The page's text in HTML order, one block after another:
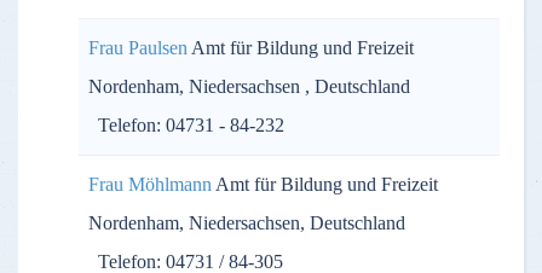
Frau Paulsen Amt für Bildung und Freizeit
Nordenham, Niedersachsen , Deutschland
Telefon: 04731 - 84-232
Frau Möhlmann Amt für Bildung und Freizeit
Nordenham, Niedersachsen, Deutschland
Telefon: 04731 / 84-305